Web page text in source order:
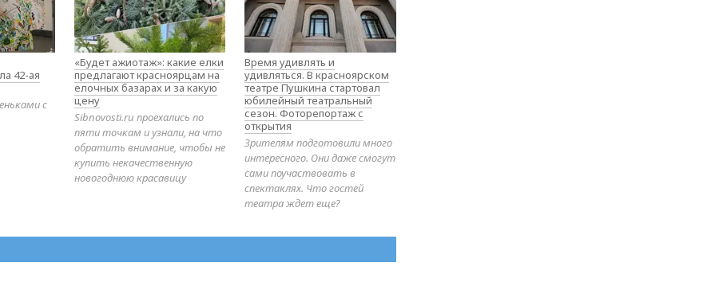
42-ая
с
«Будет ажиотаж»: какие елки
предлагают красноярцам на
елочных базарах и за какую
цену
Sibnovosti.ru проехались по
пяти точкам и узнали, на что
обратить внимание, чтобы не
купить некачественную
новогоднюю красавицу
Время удивлять и
удивляться. В красноярском
театре Пушкина стартовал
юбилейный театральный
сезон. Фоторепортаж с
открытия
Зрителям подготовили много
интересного. Они даже смогут
сами поучаствовать в
спектаклях. Что гостей
театра ждет еще?